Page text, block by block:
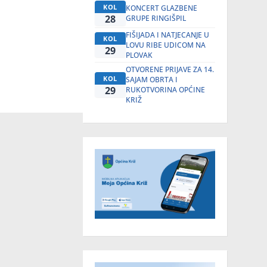
KOL
28
KONCERT GLAZBENE
GRUPE RINGIŠPIL
KOL
29
FIŠIJADA I NATJECANJE U
LOVU RIBE UDICOM NA
PLOVAK
KOL
29
OTVORENE PRIJAVE ZA 14.
SAJAM OBRTA I
RUKOTVORINA OPĆINE
KRIŽ